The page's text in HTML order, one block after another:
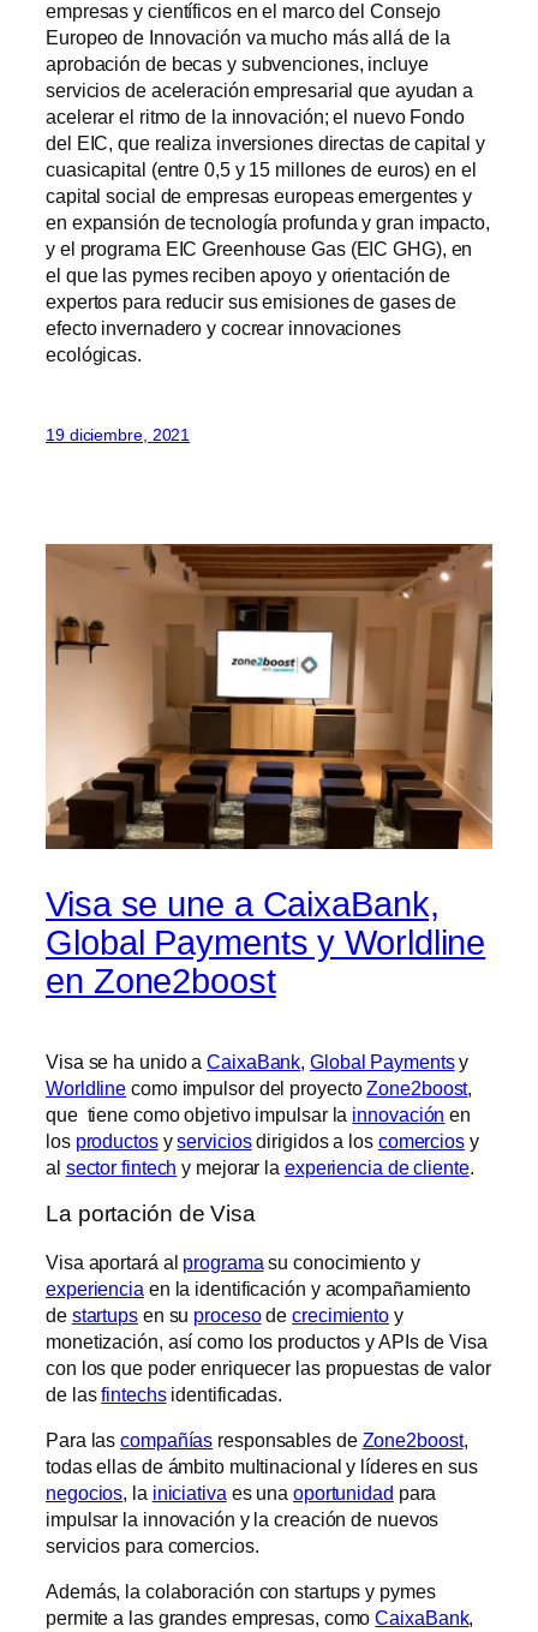
empresas y científicos en el marco del Consejo
Europeo de Innovación va mucho más allá de la
aprobación de becas y subvenciones, incluye
servicios de aceleración empresarial que ayudan a
acelerar el ritmo de la innovación; el nuevo Fondo
del EIC, que realiza inversiones directas de capital y
cuasicapital (entre 0,5 y 15 millones de euros) en el
capital social de empresas europeas emergentes y
en expansión de tecnología profunda y gran impacto,
y el programa EIC Greenhouse Gas (EIC GHG), en
el que las pymes reciben apoyo y orientación de
expertos para reducir sus emisiones de gases de
efecto invernadero y cocrear innovaciones
ecológicas.
19 diciembre, 2021
Visa se une a CaixaBank,
Global Payments y Worldline
en Zone2boost
Visa se ha unido aCaixaBank,Global Paymentsy
Worldline como impulsor del proyectoZone2boost,
que tiene como objetivo impulsar la innovación en
los productosyserviciosdirigidos a los comerciosy
al sector fintech y mejorar la experiencia de cliente.
La portación de Visa
Visa aportará al programa su conocimiento y
experiencia en la identificación y acompañamiento
de startupsen su procesodecrecimiento y
monetización, así como los productos y APIs de Visa
con los que poder enriquecer las propuestas de valor
de lasfintechsidentificadas.
Para lascompañías responsables de Zone2boost,
todas ellas de ámbito multinacional y líderes en sus
negocios, la iniciativa es una oportunidad para
impulsar la innovación y la creación de nuevos
servicios para comercios.
Además, la colaboración con startups y pymes
permite a las grandes empresas, comoCaixaBank,